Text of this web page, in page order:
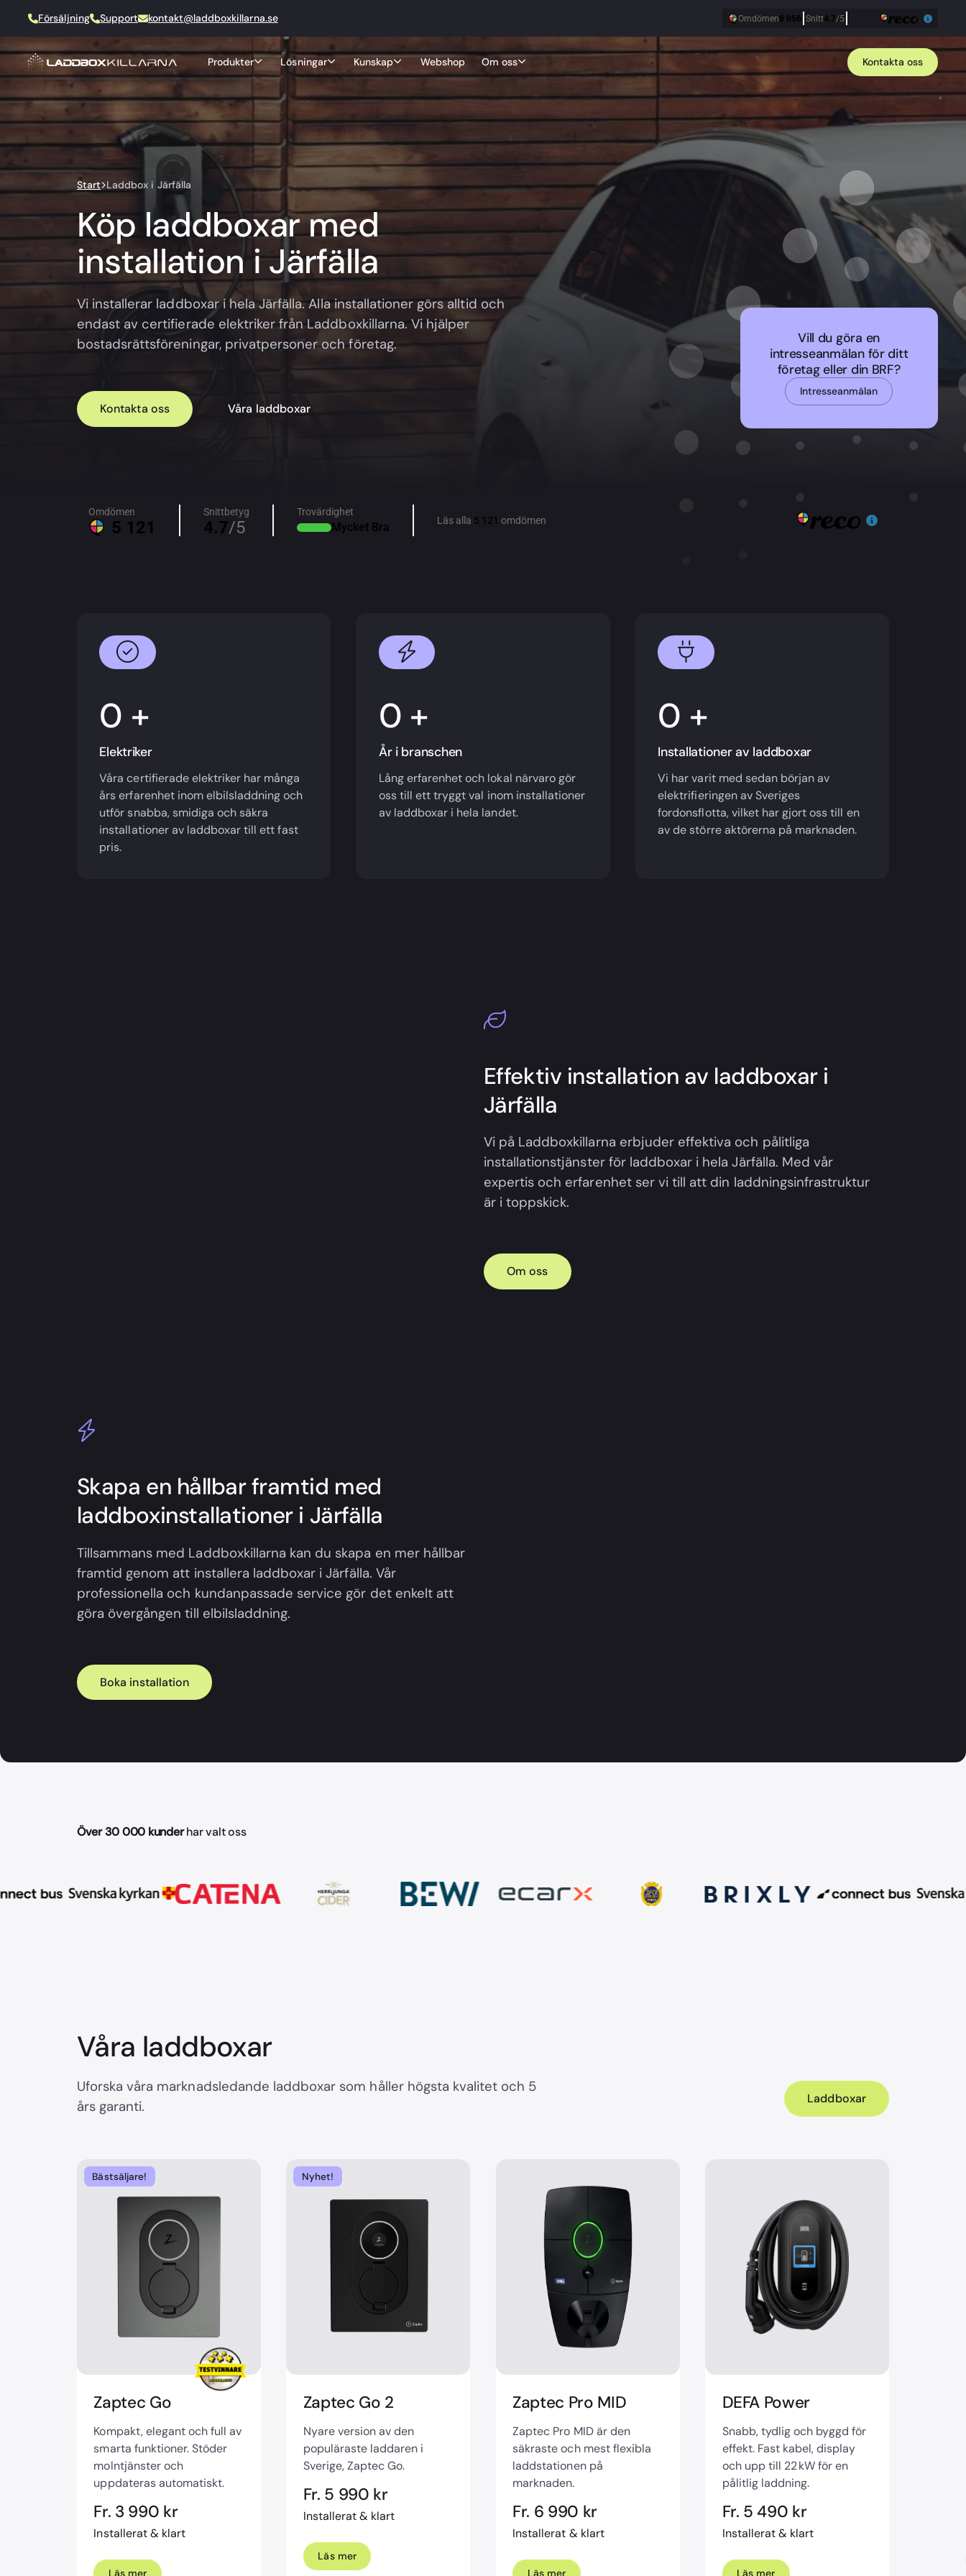
Försäljning Support kontakt@laddboxkillarna.se
Produkter Lösningar Kunskap Webshop Om oss Kontakta oss
Start Laddbox i Järfälla
Köp laddboxar med
installation i Järfälla
Vi installerar laddboxar i hela Järfälla. Alla installationer görs alltid och
endast av certifierade elektriker från Laddboxkillarna. Vi hjälper
bostadsrättsföreningar, privatpersoner och företag.
Kontakta oss Våra laddboxar
Vill du göra en
intresseanmälan för ditt
företag eller din BRF?
Intresseanmälan
+
Elektriker
Våra certifierade elektriker har många
års erfarenhet inom elbilsladdning och
utför snabba, smidiga och säkra
installationer av laddboxar till ett fast
pris.
+
År i branschen
Lång erfarenhet och lokal närvaro gör
oss till ett tryggt val inom installationer
av laddboxar i hela landet.
+
Installationer av laddboxar
Vi har varit med sedan början av
elektrifieringen av Sveriges
fordonsflotta, vilket har gjort oss till en
av de större aktörerna på marknaden.
Effektiv installation av laddboxar i
Järfälla
Vi på Laddboxkillarna erbjuder effektiva och pålitliga
installationstjänster för laddboxar i hela Järfälla. Med vår
expertis och erfarenhet ser vi till att din laddningsinfrastruktur
är i toppskick.
Om oss
Skapa en hållbar framtid med
laddboxinstallationer i Järfälla
Tillsammans med Laddboxkillarna kan du skapa en mer hållbar
framtid genom att installera laddboxar i Järfälla. Vår
professionella och kundanpassade service gör det enkelt att
göra övergången till elbilsladdning.
Boka installation
Över 30 000 kunderhar valt oss
Våra laddboxar
Uforska våra marknadsledande laddboxar som håller högsta kvalitet och 5
års garanti.
Laddboxar
Bästsäljare!
Zaptec Go
Kompakt, elegant och full av
smarta funktioner. Stöder
molntjänster och
uppdateras automatiskt.
Fr. 3 990 kr
Installerat & klart
Läs mer
Nyhet!
Zaptec Go 2
Nyare version av den
populäraste laddaren i
Sverige, Zaptec Go.
Fr. 5 990 kr
Installerat & klart
Läs mer
Zaptec Pro MID
Zaptec Pro MID är den
säkraste och mest flexibla
laddstationen på
marknaden.
Fr. 6 990 kr
Installerat & klart
Läs mer
DEFA Power
Snabb, tydlig och byggd för
effekt. Fast kabel, display
och upp till 22 kW för en
pålitlig laddning.
Fr. 5 490 kr
Installerat & klart
Läs mer